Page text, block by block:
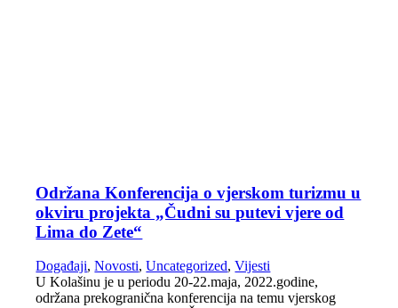
Održana Konferencija o vjerskom turizmu u
okviru projekta „Čudni su putevi vjere od
Lima do Zete“
Događaji,Novosti,Uncategorized,Vijesti
U Kolašinu je u periodu 20-22.maja, 2022.godine,
održana prekogranična konferencija na temu vjerskog